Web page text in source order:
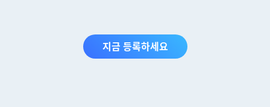
지금 등록하세요